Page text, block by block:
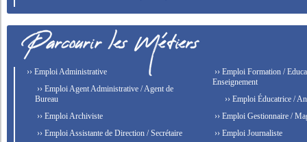
›› Emploi Administrative
›› Emploi Agent Administrative / Agent de
Bureau
›› Emploi Archiviste
›› Emploi Assistante de Direction / Secrétaire
›› Emploi Formation /
Enseignement
›› Emploi Éducatrice /
›› Emploi Gestionnaire /
›› Emploi Journaliste